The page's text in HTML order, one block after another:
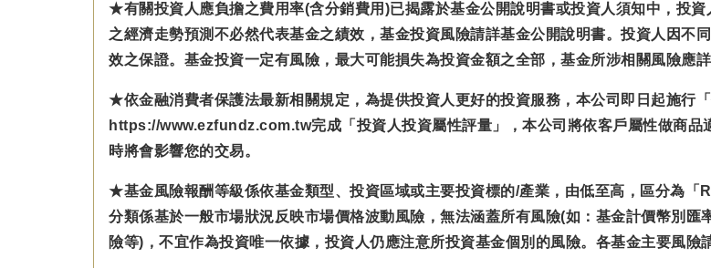
★有關投資人應負擔之費用率(含分銷費用)已揭露於基金公開說明書或投資人須知中，投
之經濟走勢預測不必然代表基金之績效，基金投資風險請詳基金公開說明書。投資人因不
效之保證。基金投資一定有風險，最大可能損失為投資金額之全部，基金所涉相關風險應
★依金融消費者保護法最新相關規定，為提供投資人更好的投資服務，本公司即日起施行
https://www.ezfundz.com.tw完成「投資人投資屬性評量」，本公司將依客戶屬性做商品
時將會影響您的交易。
★基金風險報酬等級係依基金類型、投資區域或主要投資標的/產業，由低至高，區分為
分類係基於一般市場狀況反映市場價格波動風險，無法涵蓋所有風險(如：基金計價幣別
險等)，不宜作為投資唯一依據，投資人仍應注意所投資基金個別的風險。各基金主要風險